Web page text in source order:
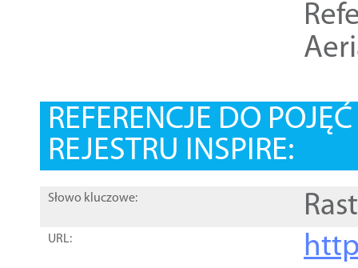
REFERENCJE DO
REJESTRU INSPIRE:
Słowo kluczowe:
URL: